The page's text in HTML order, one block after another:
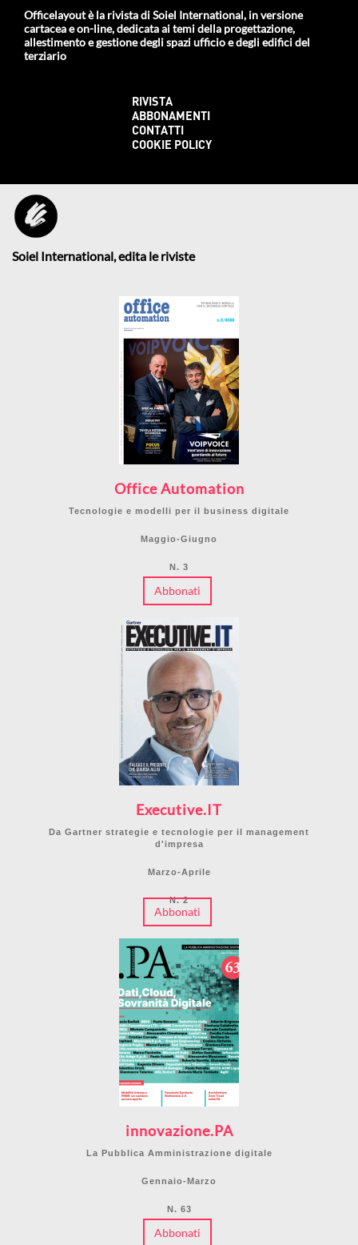
Officelayout è la rivista di Soiel International, in versione
cartacea e on-line, dedicata ai temi della progettazione,
allestimento e gestione degli spazi ufficio e degli edifici del
terziario
RIVISTA
ABBONAMENTI
CONTATTI
COOKIE POLICY
Soiel International, edita le riviste
Office Automation
Tecnologie e modelli per il business digitale
Maggio-Giugno
N. 3
Abbonati
Executive.IT
Da Gartner strategie e tecnologie per il management
d'impresa
Marzo-Aprile
N. 2
Abbonati
innovazione.PA
La Pubblica Amministrazione digitale
Gennaio-Marzo
N. 63
Abbonati